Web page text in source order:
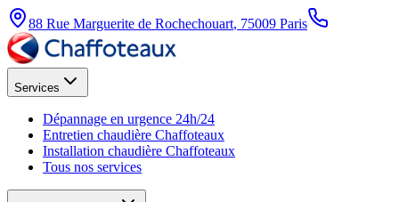
88 Rue Marguerite de Rochechouart, 75009 Paris
Services
Dépannage en urgence 24h/24
Entretien chaudière Chaffoteaux
Installation chaudière Chaffoteaux
Tous nos services